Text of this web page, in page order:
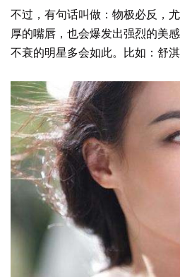
不过，有句话叫做：物极必反，
厚的嘴唇，也会爆发出强烈的美
不衰的明星多会如此。比如：舒淇